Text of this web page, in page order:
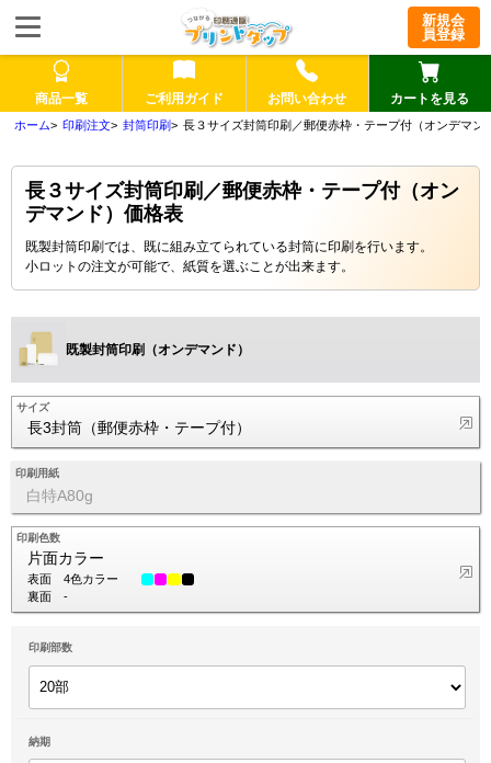
新規会
員登録
商品一覧 ご利用ガイド お問い合わせ カートを見る
印刷注文 封筒印刷 長３サイズ封筒印刷／郵便赤枠・テープ付（オンデマン
長３サイズ封筒印刷／郵便赤枠・テープ付（オン
デマンド）価格表
既製封筒印刷では、既に組み立てられている封筒に印刷を行います。
小ロットの注文が可能で、紙質を選ぶことが出来ます。
既製封筒印刷（オンデマンド）
サイズ
長3封筒（郵便赤枠・テープ付）
印刷用紙
白特A80g
印刷色数
片面カラー
表面
4色カラー
裏面
-
印刷部数
納期